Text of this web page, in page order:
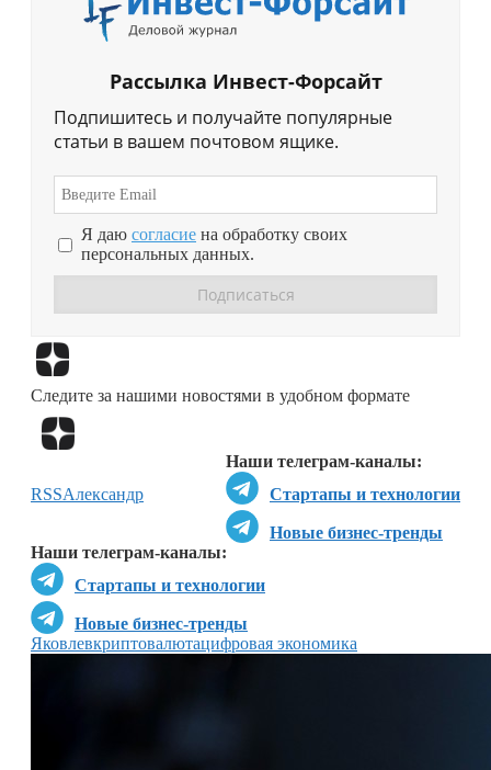
Рассылка Инвест-Форсайт
Подпишитесь и получайте популярные
статьи в вашем почтовом ящике.
Я даю согласие на обработку своих
персональных данных.
Следите за нашими новостями в удобном формате
Наши телеграм-каналы:
Стартапы и технологии
Новые бизнес-тренды
Наши телеграм-каналы:
Стартапы и технологии
Новые бизнес-тренды
RSSАлександр
Яковлевкриптовалютацифровая экономика